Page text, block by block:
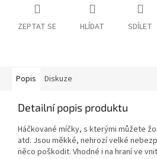
ZEPTAT SE HLÍDAT SDÍLET
Popis Diskuze
Detailní popis produktu
Háčkované míčky, s kterými můžete
atd. Jsou měkké, nehrozí velké
něco poškodit. Vhodné i na hraní ve